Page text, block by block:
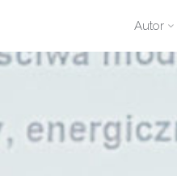
Przejdź
do
Autor